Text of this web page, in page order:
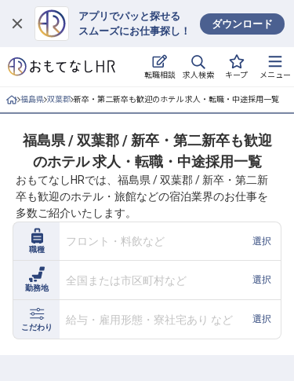
アプリでパッと探せる
スムーズにお仕事探し！
ダウンロード
転職相談 求人検索 キープ メニュー
ログイン
求人・施設を探す
就職・転職 合同説明会
おもてなしHRについて
ご利用の流れ
よくある質問
ホテル・宿泊業界情報コラム
福島県 双葉郡 新卒・第二新卒も歓迎のホテル 求人・転職・中途採用一覧
福島県 / 双葉郡 / 新卒・第二新卒も歓迎
のホテル 求人・転職・中途採用一覧
おもてなしHRでは、福島県 / 双葉郡 / 新卒・第二新
卒も歓迎のホテル・旅館などの宿泊業界のお仕事を
多数ご紹介いたします。
職種
フロント・料飲など 選択
勤務地
全国または市区町村など 選択
こだわり
給与・雇用形態・寮社宅あり など 選択